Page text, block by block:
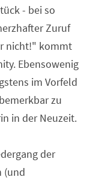
- bei so
Zuruf
nicht!" kommt
Ebensowenig
im Vorfeld
zu
in der Neuzeit.
der
(und